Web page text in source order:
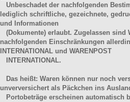
Unbeschadet der nachfolgenden
lediglich schriftliche, gezeichnete,
und Informationen
(Dokumente) erlaubt. Zugelassen sind
nachfolgenden Einschränkungen
INTERNATIONAL und WARENPOST
INTERNATIONAL.
Das heißt: Waren können nur noch
unverversichert als Päckchen ins
Portobeträge erscheinen automatisch